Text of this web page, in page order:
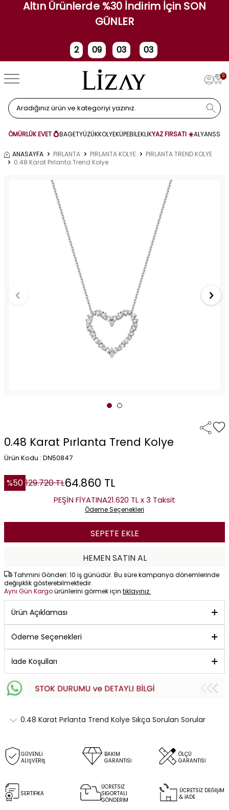
Altın Ürünlerde %30 İndirim İçin SON
GÜNLER
2
Gün
09
Saat
03 02
0
ÖMÜRLÜK EVET 💍BAGETYÜZÜKKOLYEKÜPEBİLEKLİKYAZ FIRSATI ☀️ALYANS
ANASAYFA PIRLANTA PIRLANTA KOLYE
PIRLANTA TREND KOLYE
0.48 Karat Pırlanta Trend Kolye
0.48 Karat Pırlanta Trend Kolye
Ürün Kodu : DN50847
%50 129.720TL64.860 TL
PEŞİN FİYATINA21.620 TL x 3 Taksit
Ödeme Seçenekleri
SEPETE EKLE
HEMEN SATIN AL
Tahmini Gönderi: 10 iş günüdür. Bu süre kampanya dönemlerinde
değişiklik gösterebilmektedir.
Aynı Gün Kargoürünlerini görmek için tıklayınız.
Ürün Açıklaması
Ödeme Seçenekleri
İade Koşulları
0.48 Karat Pırlanta Trend Kolye Sıkça Sorulan Sorular
GÜVENLİ
ALIŞVERİŞ
BAKIM
GARANTİSİ
ÖLÇÜ
GARANTİSİ
SERTİFİKA
ÜCRETSİZ
SİGORTALI
GÖNDERİM
ÜCRETSİZ DEĞİŞİM
& İADE